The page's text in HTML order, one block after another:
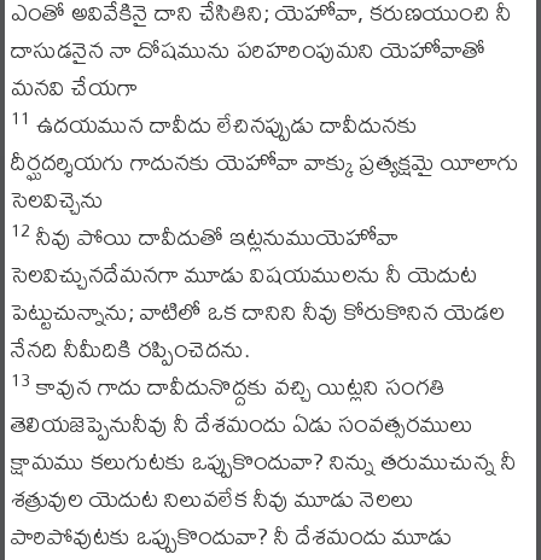
ఎంతో అవివేకినై దాని చేసితిని; యెహోవా, కరుణయుంచి నీ
దాసుడనైన నా దోషమును పరిహరింపుమని యెహోవాతో
మనవి చేయగా
11 ఉదయమున దావీదు లేచినప్పుడు దావీదునకు
దీర్ఘదర్శియగు గాదునకు యెహోవా వాక్కు ప్రత్యక్షమై యీలాగు
సెలవిచ్చెను
12 నీవు పోయి దావీదుతో ఇట్లనుముయెహోవా
సెలవిచ్చునదేమనగా మూడు విషయములను నీ యెదుట
పెట్టుచున్నాను; వాటిలో ఒక దానిని నీవు కోరుకొనిన యెడల
నేనది నీమీదికి రప్పించెదను.
13 కావున గాదు దావీదునొద్దకు వచ్చి యిట్లని సంగతి
తెలియజెప్పెనునీవు నీ దేశమందు ఏడు సంవత్సరములు
క్షామము కలుగుటకు ఒప్పుకొందువా? నిన్ను తరుముచున్న నీ
శత్రువుల యెదుట నిలువలేక నీవు మూడు నెలలు
పారిపోవుటకు ఒప్పుకొందువా? నీ దేశమందు మూడు